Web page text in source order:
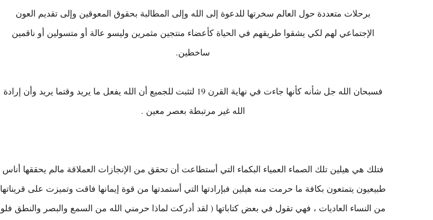
برحلات متعددة حول العالم سخرتها للدعوة إلى الله وإلى المطالبة بحقوق المعوقين وإلى تقديم العون
الإجتماعي لهم لكي يشقوا طريقهم في الحياة كأعضاء منتجين مثمرين وليسو عالة أو متسولين أو ناقمين
ساخطين.
فسبحان الله جل شأنه كأنها جاءت في نهاية القرن 19 لتثبت للجميع أن الله يفعل ما يريد وقتما يريد وأن إرادة
الله غير مرتبطة بعصر معين .
فتلك هي هيلين تلك الصماء العمياء البكماء التي أستطاعت أن تحقق من الإنجازات العملاقة مالم يحققها أناس
طبيعيون يتمتعون بكافة ما حرمت منه هيلين فبإرادتها التي أستمدتها من قوة إيمانها فاقت وتميزت على قريناتها
من النساء العاديات ، فهي تقول في بعض كتاباتها ( لقد أدركت لماذا حرمني الله من السمع والبصر والنطق فلو